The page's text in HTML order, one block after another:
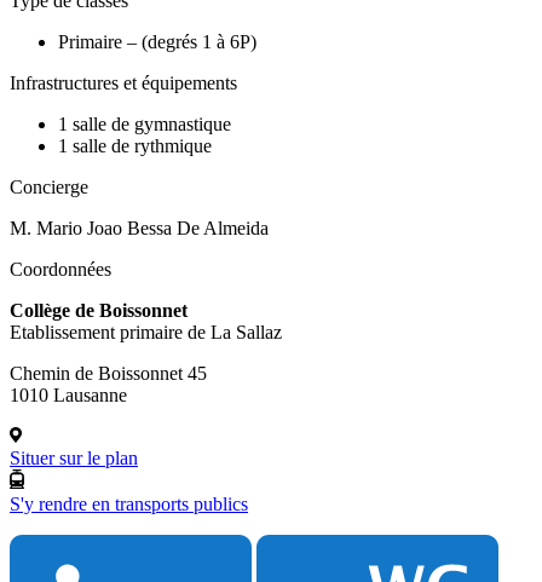
Primaire – (degrés 1 à 6P)
Infrastructures et équipements
1 salle de gymnastique
1 salle de rythmique
Concierge
M. Mario Joao Bessa De Almeida
Coordonnées
Collège de Boissonnet
Etablissement primaire de La Sallaz
Chemin de Boissonnet 45
1010 Lausanne
Situer sur le plan
S'y rendre en transports publics